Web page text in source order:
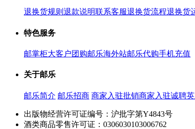
退换货规则 退款说明联系客服退换货流程退换货
特色服务
邮掌柜大客户团购邮乐海外站邮乐代购手机充值
关于邮乐
邮乐简介 邮乐招商 商家入驻批销商家入驻诚聘
出版物经营许可证编号：沪批字第Y4843号
酒类商品零售许可证：0306030103006762